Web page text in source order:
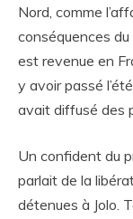
Nord, comme
conséquences
est revenue en
y avoir passé
avait diffusé des
Un confident du
parlait de la
détenues à Jolo.